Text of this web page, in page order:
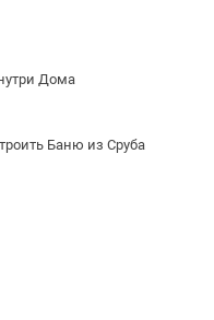
Дома
Баню из Сруба